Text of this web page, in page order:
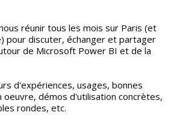
réunir tous les mois sur Paris (et
pour discuter, échanger et partager
de Microsoft Power BI et de la
d'expériences, usages, bonnes
oeuvre, démos d'utilisation concrètes,
rondes, etc.